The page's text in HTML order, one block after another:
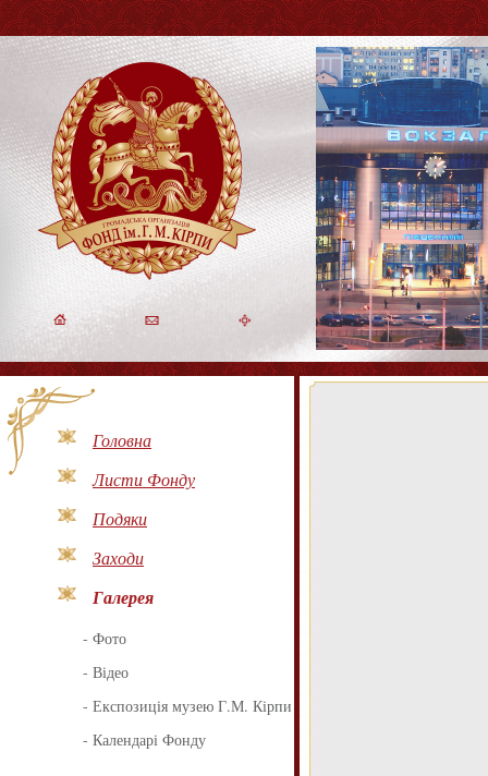
Головна
Листи Фонду
Подяки
Заходи
Галерея
- Фото
- Відео
- Експозиція музею Г.М. Кірпи
- Календарі Фонду